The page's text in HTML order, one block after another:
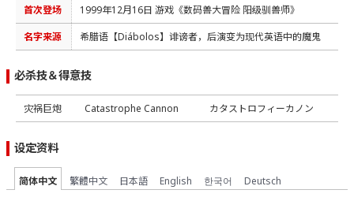
首次登场
1999年12月16日 游戏《数码兽大冒险 阳级驯兽师》
名字来源
希腊语【Diábolos】诽谤者，后演变为现代英语中的魔鬼
必杀技＆得意技
灾祸巨炮 Catastrophe Cannon カタストロフィーカノン
设定资料
简体中文 繁體中文 日本語 English 한국어 Deutsch